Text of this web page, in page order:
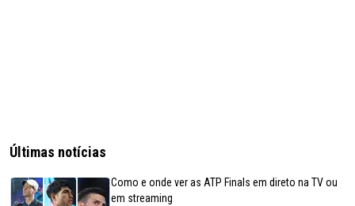
Últimas notícias
Como e onde ver as ATP Finals em direto na TV ou
em streaming